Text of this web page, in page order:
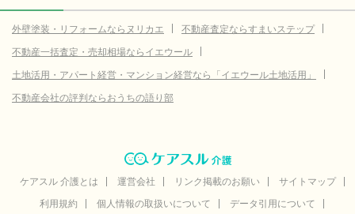
外壁塗装・リフォームならヌリカエ
不動産査定ならすまいステップ
不動産一括査定・売却相場ならイエウール
土地活用・アパート経営・マンション経営なら「イエウール土地活用」
不動産会社の評判ならおうちの語り部
ケアスル 介護とは 運営会社 リンク掲載のお願い
サイトマップ
利用規約
個人情報の取扱いについて
データ引用について